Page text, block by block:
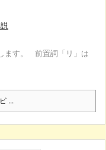
ます。 前置詞「リ」は
...